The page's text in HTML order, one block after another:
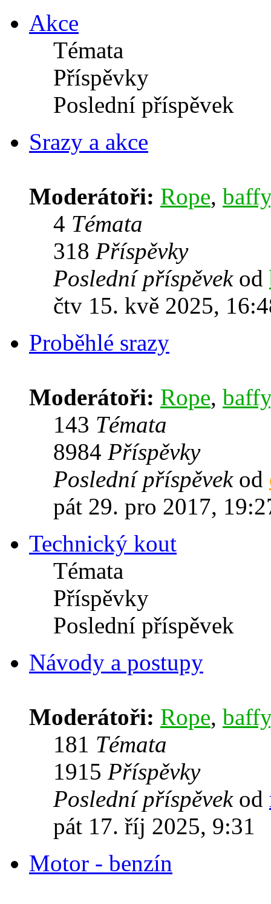
Akce
Témata
Příspěvky
Poslední příspěvek
Srazy a akce
Moderátoři: Rope, baffy
4 Témata
318 Příspěvky
Poslední příspěvekod
čtv 15. kvě 2025,
Proběhlé srazy
Moderátoři: Rope, baffy
143 Témata
8984 Příspěvky
Poslední příspěvekod
pát 29. pro 2017,
Technický kout
Témata
Příspěvky
Poslední příspěvek
Návody a postupy
Moderátoři: Rope, baffy
181 Témata
1915 Příspěvky
Poslední příspěvekod
pát 17. říj 2025, 9:31
Motor - benzín